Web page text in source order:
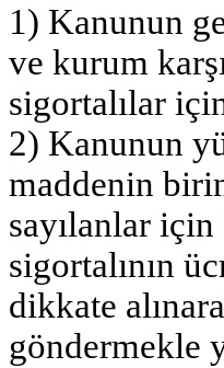
1) Kanunun
ve kurum
sigortalılar
2) Kanunun
maddenin
sayılanlar
sigortalının
dikkate
göndermekle